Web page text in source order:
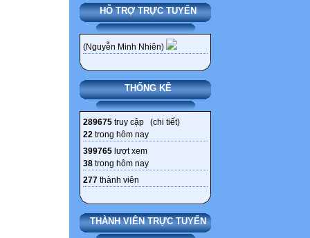
HỖ TRỢ TRỰC TUYẾN
(Nguyễn Minh Nhiên)
THỐNG KÊ
289675 truy cập (chi tiết)
22 trong hôm nay
399765 lượt xem
38 trong hôm nay
277 thành viên
THÀNH VIÊN TRỰC TUYẾN